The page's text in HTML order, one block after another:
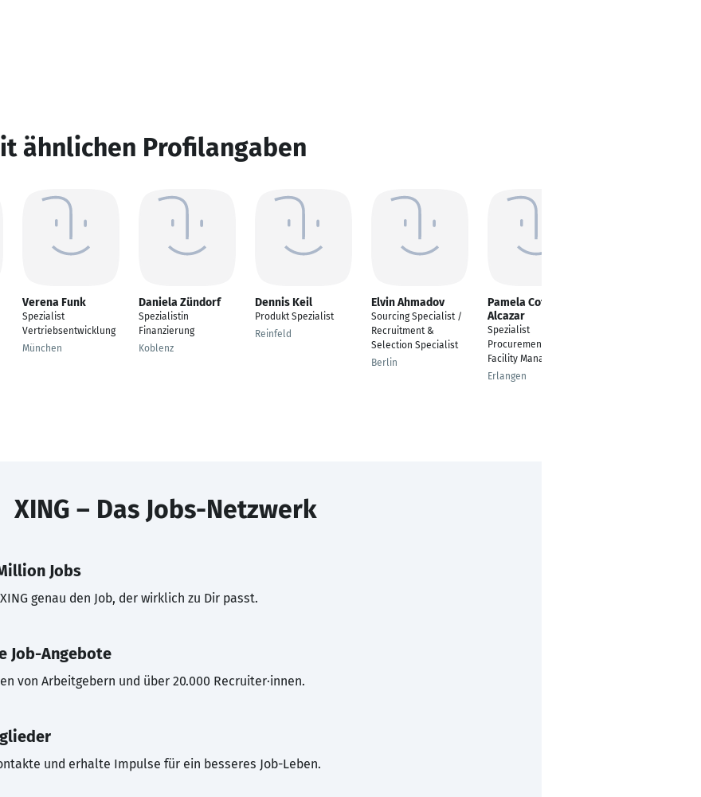
ähnlichen Profilangaben
Verena Funk
Spezialist
Vertriebsentwicklung
München
Daniela Zündorf
Spezialistin
Finanzierung
Koblenz
Dennis Keil
Produkt Spezialist
Reinfeld
Elvin Ahmadov
Sourcing Specialist /
Recruitment &
Selection Specialist
Berlin
Pamela Coto
Alcazar
Spezialist
Procurement &
Facility Management
Erlangen
XING – Das Jobs-Netzwerk
Jobs
genau den Job, der wirklich zu Dir passt.
Job-Angebote
von Arbeitgebern und über 20.000 Recruiter·innen.
und erhalte Impulse für ein besseres Job-Leben.